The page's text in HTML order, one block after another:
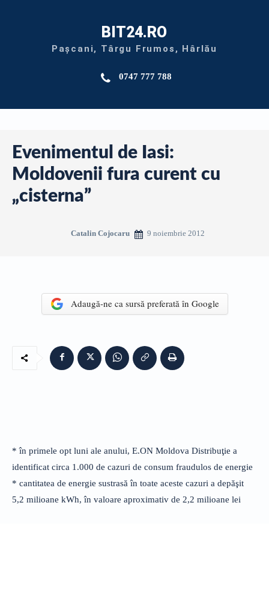
BIT24.RO
Pașcani, Târgu Frumos, Hârlău
0747 777 788
Evenimentul de Iasi:
Moldovenii fura curent cu
„cisterna”
Catalin Cojocaru 9 noiembrie 2012
Adaugă-ne ca sursă preferată în Google
* în primele opt luni ale anului, E.ON Moldova Distribuţie a
identificat circa 1.000 de cazuri de consum fraudulos de energie
* cantitatea de energie sustrasă în toate aceste cazuri a depăşit
5,2 milioane kWh, în valoare aproximativ de 2,2 milioane lei